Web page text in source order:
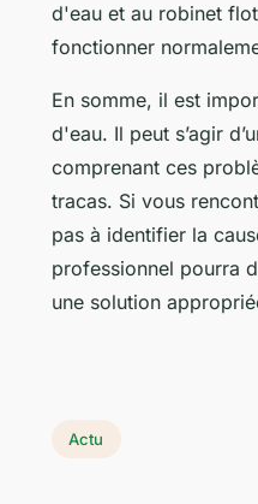
d'eau et au robinet
fonctionner
En somme, il est
d'eau. Il peut s’agir
comprenant ces
tracas. Si vous
pas à identifier la
professionnel pourra
une solution
Actu